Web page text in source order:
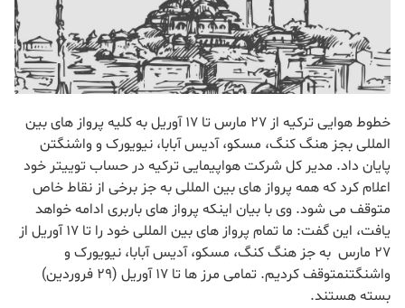
خطوط هوایی ترکیه از 27 مارس تا 17 آوریل به کلیه پرواز های بین
المللی بجز هنگ کنگ، مسکو، آدیس آبابا، نیویورک و واشنگتن
پایان داد. مدیر کل شرکت هواپیمایی ترکیه در حساب توییتر خود
اعلام کرد که همه پرواز های بین المللی به جز برخی از نقاط خاص
متوقف می شود. وی با بیان اینکه پرواز های باربری ادامه خواهد
یافت، این گفت: ما تمام پرواز های بین المللی خود را تا 17 آوریل از
27 مارس به جز هنگ کنگ، مسکو، آدیس آبابا، نیویورک و
واشنگتنمتوقف کردیم. تمامی مرز ها تا 17 آوریل (29 فروردین)
بسته هستند.